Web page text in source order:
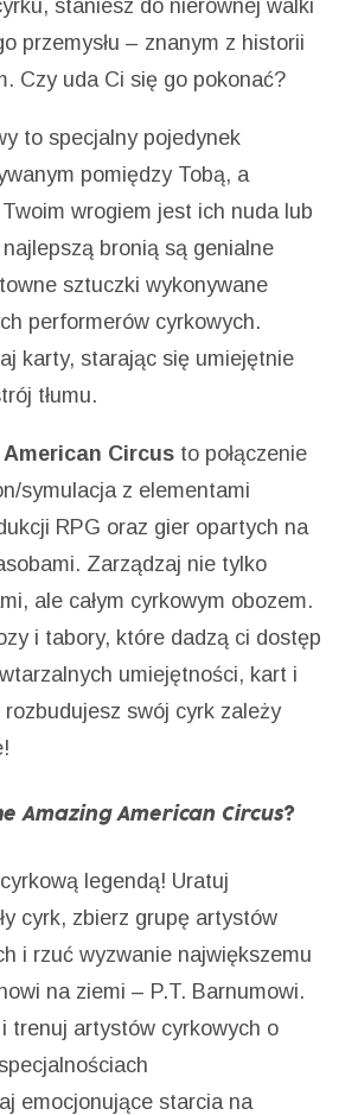
staniesz do nierównej walki
przemysłu – znanym z historii
Czy uda Ci się go pokonać?
to specjalny pojedynek
pomiędzy Tobą, a
wrogiem jest ich nuda lub
najlepszą bronią są genialne
sztuczki wykonywane
performerów cyrkowych.
karty, starając się umiejętnie
tłumu.
Circus to połączenie
symulacja z elementami
RPG oraz gier opartych na
Zarządzaj nie tylko
ale całym cyrkowym obozem.
i tabory, które dadzą ci dostęp
umiejętności, kart i
swój cyrk zależy
Amazing American Circus?
legendą! Uratuj
cyrk, zbierz grupę artystów
i rzuć wyzwanie największemu
na ziemi – P.T. Barnumowi.
trenuj artystów cyrkowych o
emocjonujące starcia na